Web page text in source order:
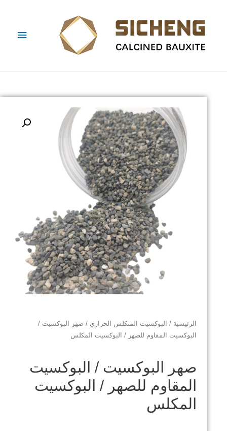
الرئيسية / البوكسيت المتكلس الحراري / صهر البوكسيت /
البوكسيت المقاوم للصهر / البوكسيت المكلس
صهر البوكسيت / البوكسيت
المقاوم للصهر / البوكسيت
المكلس